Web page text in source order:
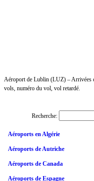
Aéroport de Lublin (LUZ) – Arrivées
vols, numéro du vol, vol retardé.
Recherche:
Aéroports en Algérie
Aéroports de Autriche
Aéroports de Canada
Aéroports de Espagne